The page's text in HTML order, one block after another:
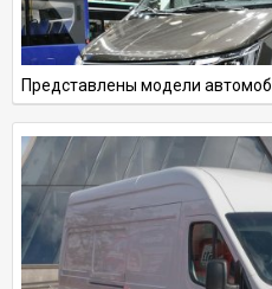
Представлены модели